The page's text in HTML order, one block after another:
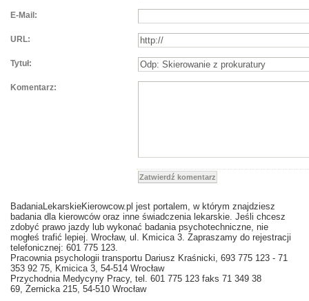
E-Mail:
URL:
Tytuł:
Komentarz:
Zatwierdź komentarz
BadaniaLekarskieKierowcow.pl jest portalem, w którym znajdziesz
badania dla kierowców oraz inne świadczenia lekarskie. Jeśli chcesz
zdobyć prawo jazdy lub wykonać badania psychotechniczne, nie
mogłeś trafić lepiej. Wrocław, ul. Kmicica 3. Zapraszamy do rejestracji
telefonicznej: 601 775 123.
Pracownia psychologii transportu Dariusz Kraśnicki, 693 775 123 - 71
353 92 75, Kmicica 3, 54-514 Wrocław
Przychodnia Medycyny Pracy, tel. 601 775 123 faks 71 349 38
69, Żernicka 215, 54-510 Wrocław